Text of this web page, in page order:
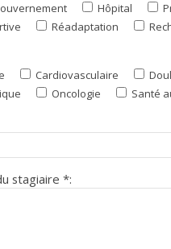
Hôpital
Réadaptation
Cardiovasculaire
Oncologie Santé
stagiaire *: